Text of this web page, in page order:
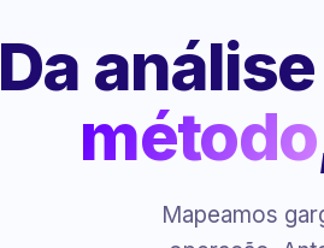
Da
método
Mapeamos